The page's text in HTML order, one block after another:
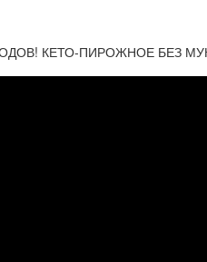
КЕТО-ПИРОЖНОЕ БЕЗ